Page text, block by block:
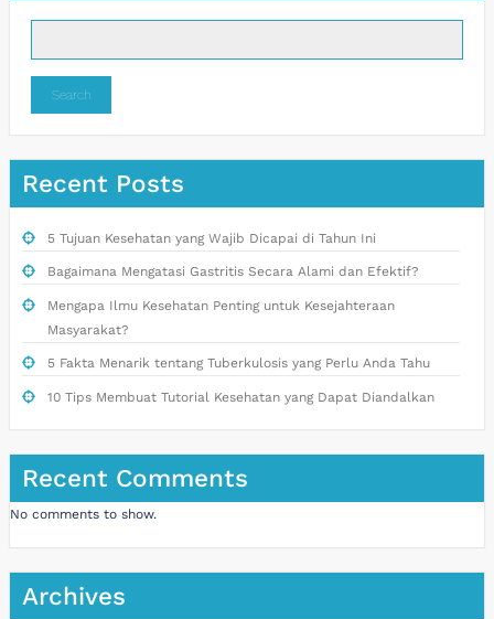
Search
Recent Posts
5 Tujuan Kesehatan yang Wajib Dicapai di Tahun Ini
Bagaimana Mengatasi Gastritis Secara Alami dan Efektif?
Mengapa Ilmu Kesehatan Penting untuk Kesejahteraan
Masyarakat?
5 Fakta Menarik tentang Tuberkulosis yang Perlu Anda Tahu
10 Tips Membuat Tutorial Kesehatan yang Dapat Diandalkan
Recent Comments
No comments to show.
Archives